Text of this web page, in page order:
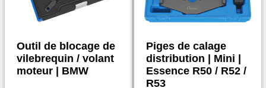
Outil de blocage de
vilebrequin / volant
moteur | BMW
Piges de calage
distribution | Mini |
Essence R50 / R52 /
R53